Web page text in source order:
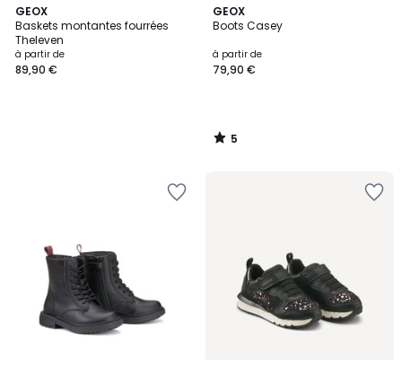
GEOX
Baskets montantes fourrées
Theleven
à partir de
89,90 €
GEOX
Boots Casey
à partir de
79,90 €
5
/
5
/